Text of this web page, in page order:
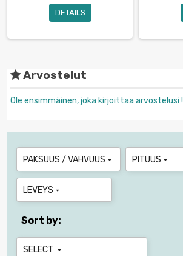
DETAILS
Arvostelut
Ole ensimmäinen, joka kirjoittaa arvostelusi !
PAKSUUS / VAHVUUS  PITUUS 
LEVEYS 
Sort by:
SELECT 